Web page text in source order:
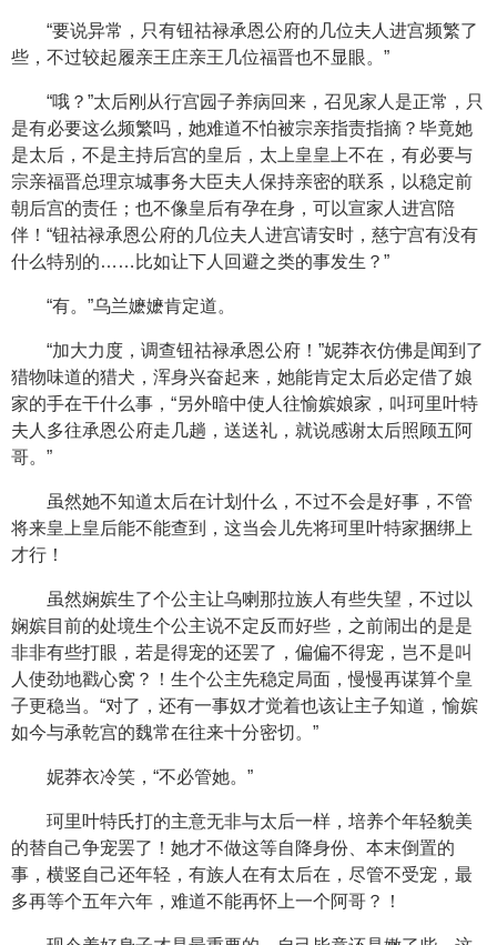
“要说异常，只有钮祜禄承恩公府的几位夫人进宫频繁了
些，不过较起履亲王庄亲王几位福晋也不显眼。”
“哦？”太后刚从行宫园子养病回来，召见家人是正常，只
是有必要这么频繁吗，她难道不怕被宗亲指责指摘？毕竟她
是太后，不是主持后宫的皇后，太上皇皇上不在，有必要与
宗亲福晋总理京城事务大臣夫人保持亲密的联系，以稳定前
朝后宫的责任；也不像皇后有孕在身，可以宣家人进宫陪
伴！“钮祜禄承恩公府的几位夫人进宫请安时，慈宁宫有没有
什么特别的……比如让下人回避之类的事发生？”
“有。”乌兰嬷嬷肯定道。
“加大力度，调查钮祜禄承恩公府！”妮莽衣仿佛是闻到了
猎物味道的猎犬，浑身兴奋起来，她能肯定太后必定借了娘
家的手在干什么事，“另外暗中使人往愉嫔娘家，叫珂里叶特
夫人多往承恩公府走几趟，送送礼，就说感谢太后照顾五阿
哥。”
虽然她不知道太后在计划什么，不过不会是好事，不管
将来皇上皇后能不能查到，这当会儿先将珂里叶特家捆绑上
才行！
虽然娴嫔生了个公主让乌喇那拉族人有些失望，不过以
娴嫔目前的处境生个公主说不定反而好些，之前闹出的是是
非非有些打眼，若是得宠的还罢了，偏偏不得宠，岂不是叫
人使劲地戳心窝？！生个公主先稳定局面，慢慢再谋算个皇
子更稳当。“对了，还有一事奴才觉着也该让主子知道，愉嫔
如今与承乾宫的魏常在往来十分密切。”
妮莽衣冷笑，“不必管她。”
珂里叶特氏打的主意无非与太后一样，培养个年轻貌美
的替自己争宠罢了！她才不做这等自降身份、本末倒置的
事，横竖自己还年轻，有族人在有太后在，尽管不受宠，最
多再等个五年六年，难道不能再怀上一个阿哥？！